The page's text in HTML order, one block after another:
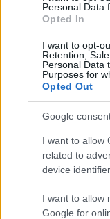
Personal Data
Opted In
I want to opt-
Retention,
Personal Data
Purposes for
Opted Out
Google
I want to allow
related to
device
I want to allow
Google for
Helyi hírek
A hőségben is